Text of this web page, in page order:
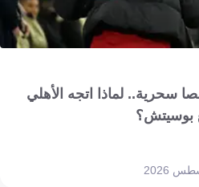
سحرية.. لماذا اتجه الأهلي
بوسيتش؟